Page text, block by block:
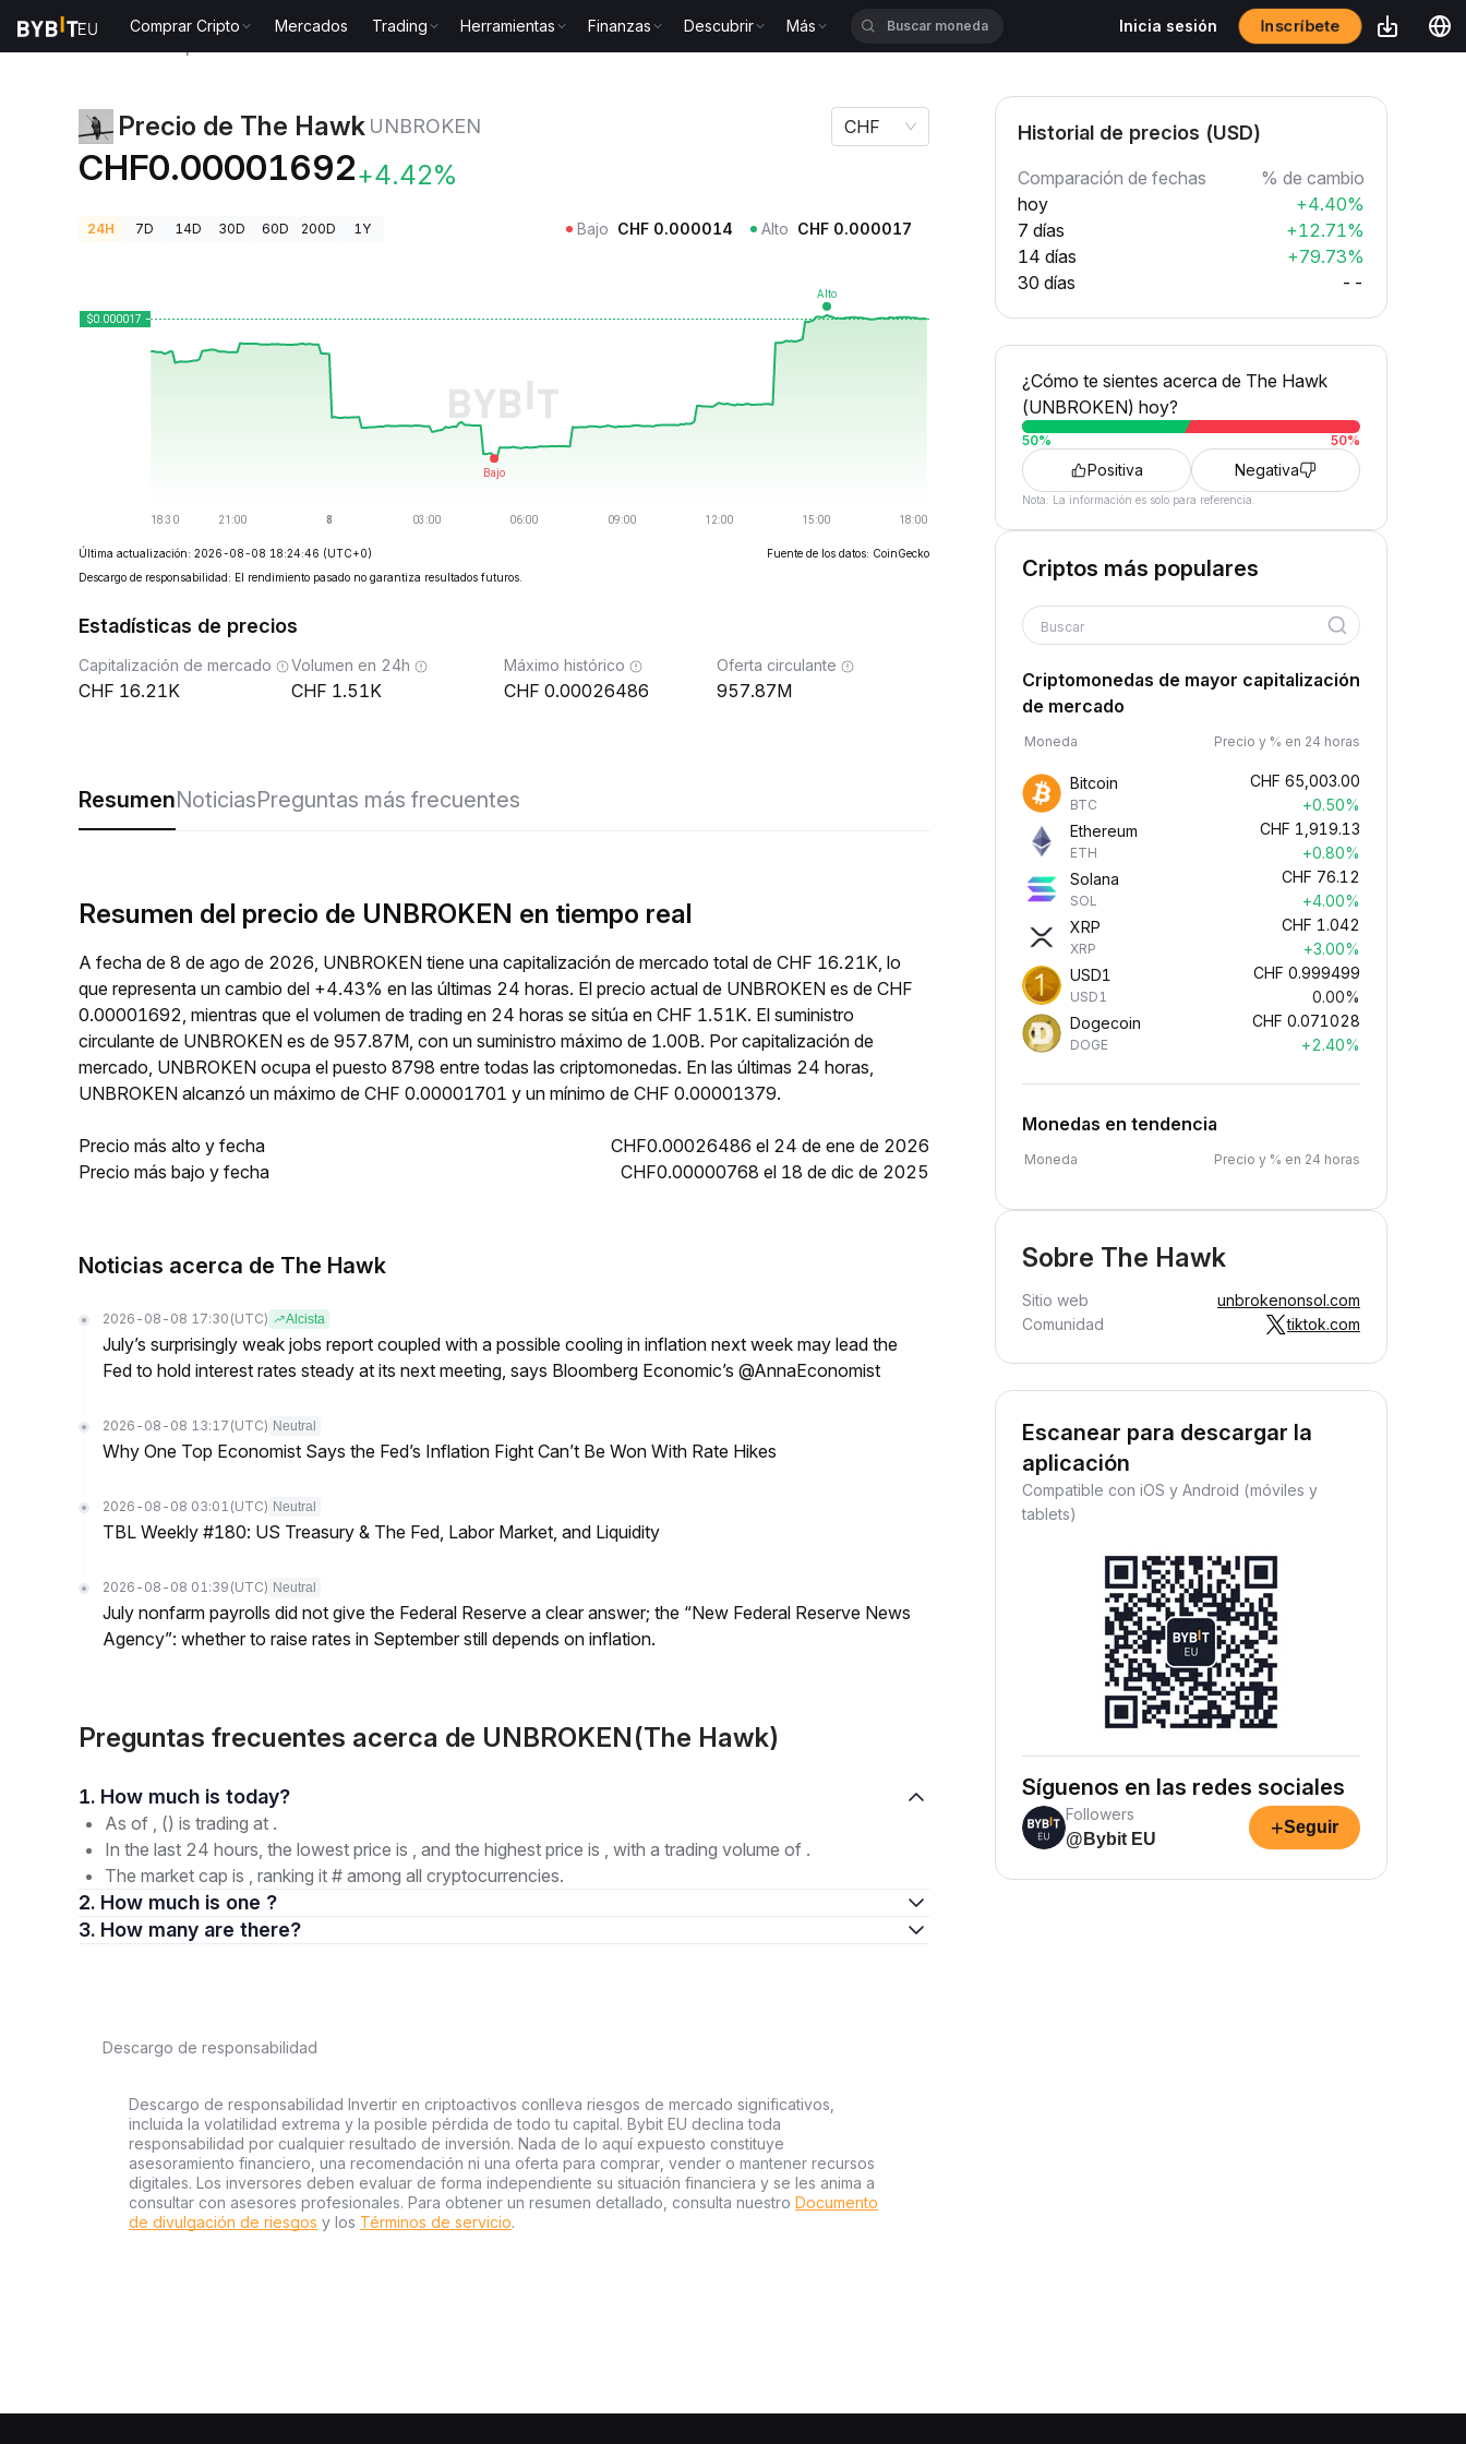
Comprar Cripto Mercados Trading Herramientas Finanzas Descubrir Más Inicia sesión Inscríbete
Precio de The Hawk UNBROKEN
CHF0.00001692+4.42%
CHF
24H 7D 14D 30D 60D 200D 1Y Bajo CHF 0.000014 Alto CHF 0.000017
Última actualización: 2026-08-08 18:24:46 (UTC+0)
Fuente de los datos: CoinGecko
Descargo de responsabilidad: El rendimiento pasado no garantiza resultados futuros.
Estadísticas de precios
Capitalización de mercado
16.21K
Volumen en 24h
1.51K
Máximo histórico
0.00026486
Oferta circulante
957.87M
ResumenNoticiasPreguntas más frecuentes
Resumen del precio de UNBROKEN en tiempo real
A fecha de 8 de ago de 2026, UNBROKEN tiene una capitalización de mercado total de CHF 16.21K, lo
que representa un cambio del +4.43% en las últimas 24 horas. El precio actual de UNBROKEN es de CHF
0.00001692, mientras que el volumen de trading en 24 horas se sitúa en CHF 1.51K. El suministro
circulante de UNBROKEN es de 957.87M, con un suministro máximo de 1.00B. Por capitalización de
mercado, UNBROKEN ocupa el puesto 8798 entre todas las criptomonedas. En las últimas 24 horas,
UNBROKEN alcanzó un máximo de CHF 0.00001701 y un mínimo de CHF 0.00001379.
Precio más alto y fecha
CHF0.00026486 el 24 de ene de 2026
Precio más bajo y fecha
CHF0.00000768 el 18 de dic de 2025
Noticias acerca de The Hawk
2026-08-08 17:30 (UTC) Alcista
July’s surprisingly weak jobs report coupled with a possible cooling in inflation next week may lead the
Fed to hold interest rates steady at its next meeting, says Bloomberg Economic’s @AnnaEconomist
2026-08-08 13:17 (UTC) Neutral
Why One Top Economist Says the Fed’s Inflation Fight Can’t Be Won With Rate Hikes
2026-08-08 03:01 (UTC) Neutral
TBL Weekly #180: US Treasury & The Fed, Labor Market, and Liquidity
2026-08-08 01:39 (UTC) Neutral
July nonfarm payrolls did not give the Federal Reserve a clear answer; the “New Federal Reserve News
Agency”: whether to raise rates in September still depends on inflation.
Preguntas frecuentes acerca de UNBROKEN(The Hawk)
1. How much is today?
As of , () is trading at .
In the last 24 hours, the lowest price is , and the highest price is , with a trading volume of .
The market cap is , ranking it # among all cryptocurrencies.
2. How much is one ?
3. How many are there?
Descargo de responsabilidad
Descargo de responsabilidad Invertir en criptoactivos conlleva riesgos de mercado significativos,
incluida la volatilidad extrema y la posible pérdida de todo tu capital. Bybit EU declina toda
responsabilidad por cualquier resultado de inversión. Nada de lo aquí expuesto constituye
asesoramiento financiero, una recomendación ni una oferta para comprar, vender o mantener recursos
digitales. Los inversores deben evaluar de forma independiente su situación financiera y se les anima a
consultar con asesores profesionales. Para obtener un resumen detallado, consulta nuestro Documento
de divulgación de riesgos y los Términos de servicio.
Historial de precios (USD)
Comparación de fechas
% de cambio
hoy
+4.40%
7 días
+12.71%
14 días
+79.73%
30 días
--
¿Cómo te sientes acerca de The Hawk
(UNBROKEN) hoy?
50% 50%
Positiva Negativa
Nota: La información es solo para referencia.
Criptos más populares
Buscar
Criptomonedas de mayor capitalización
de mercado
Moneda Precio y % en 24 horas
Bitcoin
BTC
CHF 65,003.00
+0.50%
Ethereum
ETH
CHF 1,919.13
+0.80%
Solana
SOL
CHF 76.12
+4.00%
XRP
XRP
CHF 1.042
+3.00%
USD1
USD1
CHF 0.999499
0.00%
Dogecoin
DOGE
CHF 0.071028
+2.40%
Monedas en tendencia
Moneda Precio y % en 24 horas
Sobre The Hawk
Sitio web
unbrokenonsol.com
Comunidad
tiktok.com
Escanear para descargar la
aplicación
Compatible con iOS y Android (móviles y
tablets)
Síguenos en las redes sociales
Followers
@Bybit EU
+Seguir